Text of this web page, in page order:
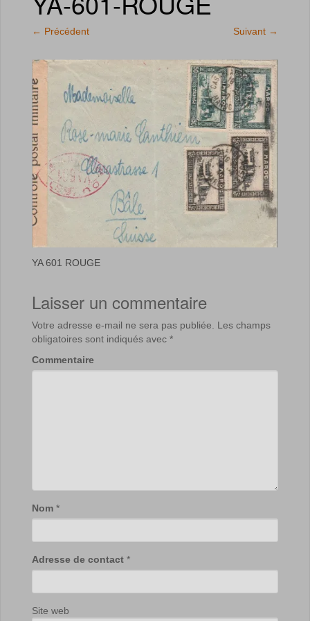
← Précédent Suivant →
YA 601 ROUGE
Laisser un commentaire
Votre adresse e-mail ne sera pas publiée.
Les champs
obligatoires sont indiqués avec *
Commentaire
Nom *
Adresse de contact *
Site web